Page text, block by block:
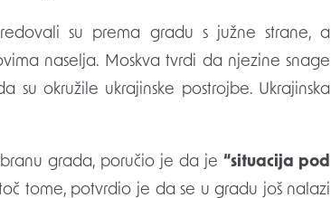
su prema gradu s južne strane, a
naselja. Moskva tvrdi da njezine snage
okružile ukrajinske postrojbe. Ukrajinska
grada, poručio je da je“situacija pod
tome, potvrdio je da se u gradu još nalazi